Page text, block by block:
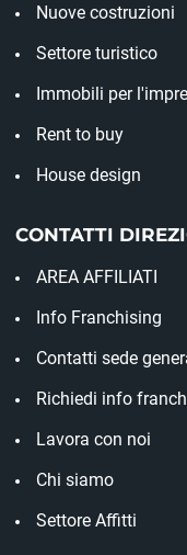
Nuove costruzioni
Settore turistico
Immobili per
Rent to buy
House design
CONTATTI
AREA AFFILIATI
Info Franchising
Contatti sede
Richiedi info
Lavora con noi
Chi siamo
Settore Affitti